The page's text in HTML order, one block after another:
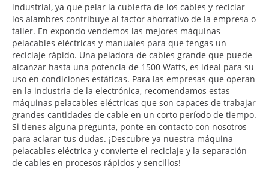
industrial, ya que pelar la cubierta de los cables y reciclar
los alambres contribuye al factor ahorrativo de la empresa o
taller. En expondo vendemos las mejores máquinas
pelacables eléctricas y manuales para que tengas un
reciclaje rápido. Una peladora de cables grande que puede
alcanzar hasta una potencia de 1500 Watts, es ideal para su
uso en condiciones estáticas. Para las empresas que operan
en la industria de la electrónica, recomendamos estas
máquinas pelacables eléctricas que son capaces de trabajar
grandes cantidades de cable en un corto período de tiempo.
Si tienes alguna pregunta, ponte en contacto con nosotros
para aclarar tus dudas. ¡Descubre ya nuestra máquina
pelacables eléctrica y convierte el reciclaje y la separación
de cables en procesos rápidos y sencillos!